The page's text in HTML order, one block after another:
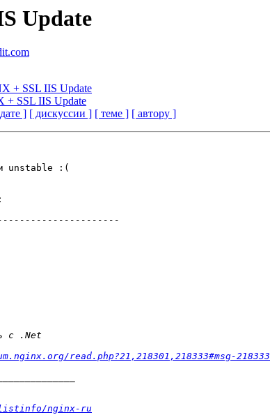
Update
+ SSL IIS Update
+ SSL IIS Update
] [ дискуссии ] [ теме ] [ автору ]
unstable :(
read.php?21,218301,218333#msg-218333
listinfo/nginx-ru